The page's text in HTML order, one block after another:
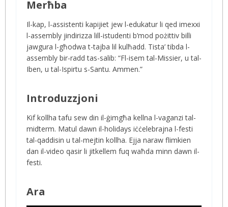
Merħba
Il-kap, l-assistenti kapijiet jew l-edukatur li qed imexxi
l-assembly jindirizza lill-istudenti b’mod pożittiv billi
jawgura l-għodwa t-tajba lil kulħadd. Tista’ tibda l-
assembly bir-radd tas-salib: “Fl-isem tal-Missier, u tal-
Iben, u tal-Ispirtu s-Santu. Ammen.”
Introduzzjoni
Kif kollha tafu sew din il-ġimgħa kellna l-vaganzi tal-
midterm. Matul dawn il-holidays iċċelebrajna l-festi
tal-qaddisin u tal-mejtin kollha. Ejja naraw flimkien
dan il-video qasir li jitkellem fuq waħda minn dawn il-
festi.
Ara